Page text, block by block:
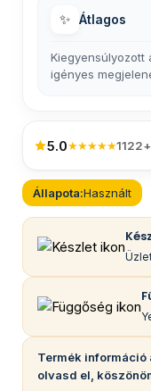
✨ Átlagos
Kiegyensúlyozott
igényes
5.0★★★★★
Állapota:Használt
Termék
olvasd el,